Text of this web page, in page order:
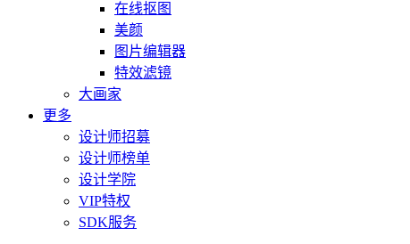
在线抠图
美颜
图片编辑器
特效滤镜
大画家
更多
设计师招募
设计师榜单
设计学院
VIP特权
SDK服务